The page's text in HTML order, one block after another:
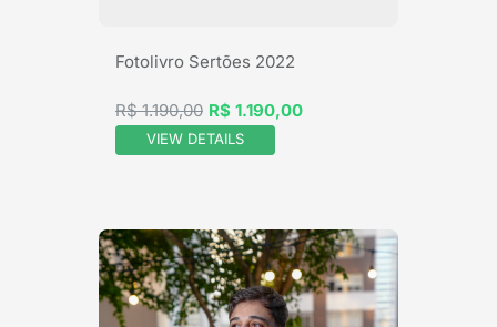
Fotolivro Sertões 2022
R$ 1.190,00 R$ 1.190,00
VIEW DETAILS